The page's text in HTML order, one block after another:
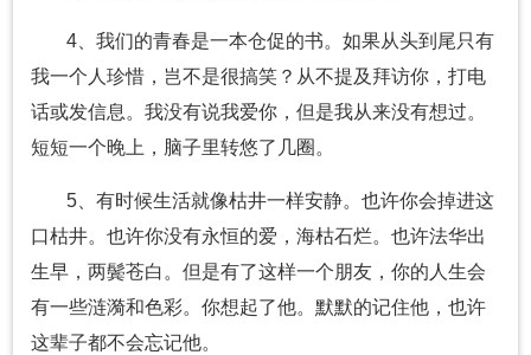
4、我们的青春是一本仓促的书。如果从头到尾只有
我一个人珍惜，岂不是很搞笑？从不提及拜访你，打电
话或发信息。我没有说我爱你，但是我从来没有想过。
短短一个晚上，脑子里转悠了几圈。
5、有时候生活就像枯井一样安静。也许你会掉进这
口枯井。也许你没有永恒的爱，海枯石烂。也许法华出
生早，两鬓苍白。但是有了这样一个朋友，你的人生会
有一些涟漪和色彩。你想起了他。默默的记住他，也许
这辈子都不会忘记他。